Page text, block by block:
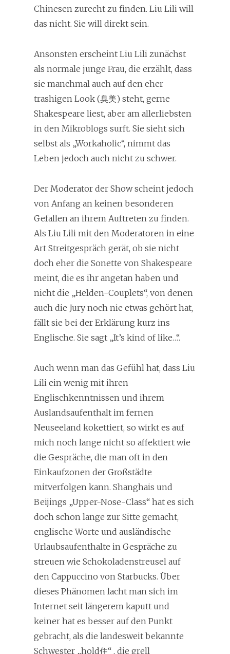
Chinesen zurecht zu finden. Liu Lili will
das nicht. Sie will direkt sein.
Ansonsten erscheint Liu Lili zunächst
als normale junge Frau, die erzählt, dass
sie manchmal auch auf den eher
trashigen Look (臭美) steht, gerne
Shakespeare liest, aber am allerliebsten
in den Mikroblogs surft. Sie sieht sich
selbst als „Workaholic“, nimmt das
Leben jedoch auch nicht zu schwer.
Der Moderator der Show scheint jedoch
von Anfang an keinen besonderen
Gefallen an ihrem Auftreten zu finden.
Als Liu Lili mit den Moderatoren in eine
Art Streitgespräch gerät, ob sie nicht
doch eher die Sonette von Shakespeare
meint, die es ihr angetan haben und
nicht die „Helden-Couplets“, von denen
auch die Jury noch nie etwas gehört hat,
fällt sie bei der Erklärung kurz ins
Englische. Sie sagt „It’s kind of like…“.
Auch wenn man das Gefühl hat, dass Liu
Lili ein wenig mit ihren
Englischkenntnissen und ihrem
Auslandsaufenthalt im fernen
Neuseeland kokettiert, so wirkt es auf
mich noch lange nicht so affektiert wie
die Gespräche, die man oft in den
Einkaufzonen der Großstädte
mitverfolgen kann. Shanghais und
Beijings „Upper-Nose-Class“ hat es sich
doch schon lange zur Sitte gemacht,
englische Worte und ausländische
Urlaubsaufenthalte in Gespräche zu
streuen wie Schokoladenstreusel auf
den Cappuccino von Starbucks. Über
dieses Phänomen lacht man sich im
Internet seit längerem kaputt und
keiner hat es besser auf den Punkt
gebracht, als die landesweit bekannte
Schwester „hold住“ , die grell